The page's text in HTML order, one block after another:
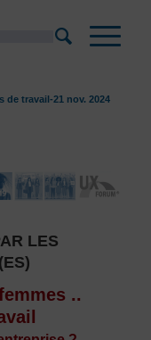
de travail-21 nov. 2024
LES
..